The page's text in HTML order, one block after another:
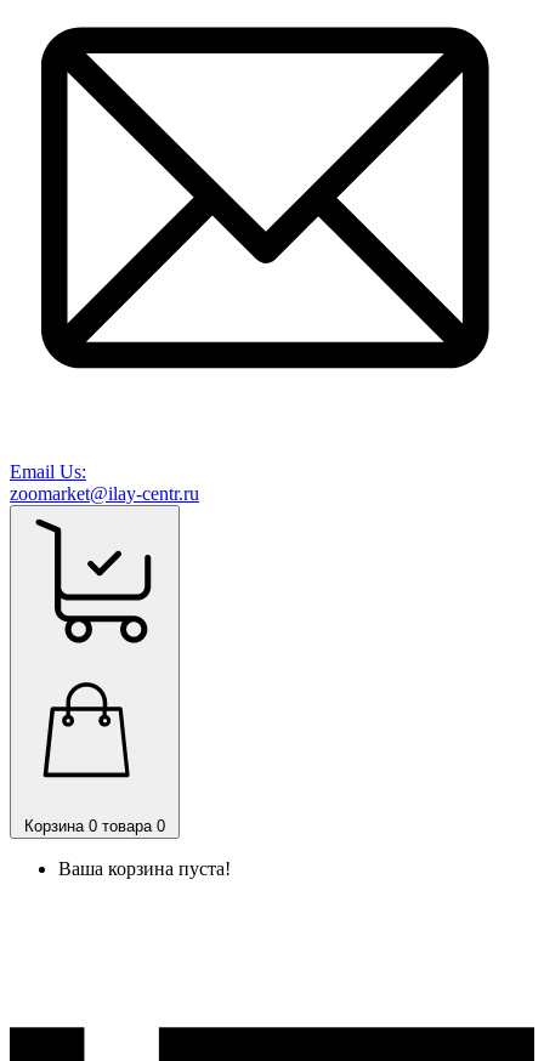
Email Us:
zoomarket@ilay-centr.ru
Корзина 0 товара 0
Ваша корзина пуста!